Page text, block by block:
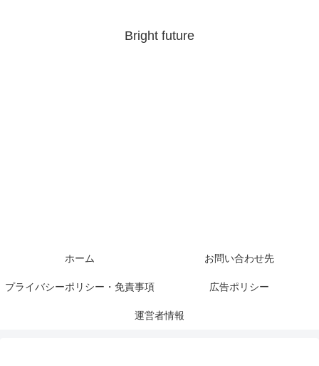
Bright future
ホーム お問い合わせ先
プライバシーポリシー・免責事項 広告ポリシー
運営者情報